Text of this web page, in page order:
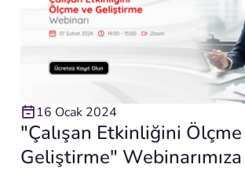
16 Ocak 2024
"Çalışan Etkinliğini
Geliştirme" Webinarımıza